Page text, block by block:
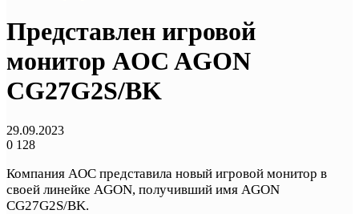
Представлен игровой
монитор AOC AGON
CG27G2S/BK
29.09.2023
0 128
Компания AOC представила новый игровой монитор в
своей линейке AGON, получивший имя AGON
CG27G2S/BK.